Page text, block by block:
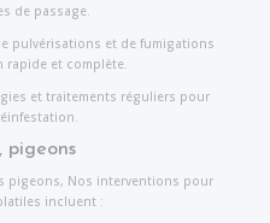
de passage.
pulvérisations et de fumigations
et complète.
et traitements réguliers pour
pigeons
pigeons, Nos interventions pour
incluent :